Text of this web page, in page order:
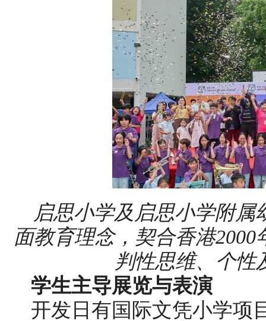
启思小学及启思小学附属
面教育理念，契合香港
判性思维、个性
学生主导展览与表演
开发日有国际文凭小学项